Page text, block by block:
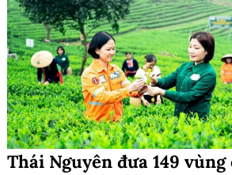
Thái Nguyên đưa 149